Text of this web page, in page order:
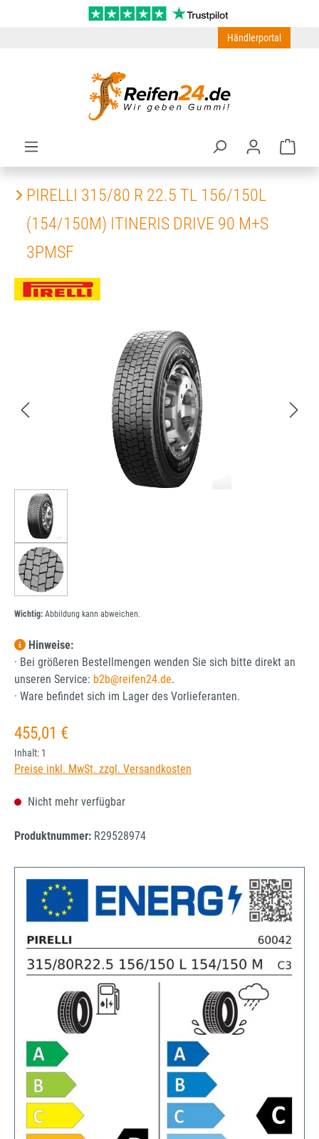
Zum Hauptinhalt springen
Händlerportal
PIRELLI 315/80 R 22.5 TL 156/150L
(154/150M) ITINERIS DRIVE 90 M+S
3PMSF
Bildergalerie überspringen
Wichtig: Abbildung kann abweichen.
Hinweise:
· Bei größeren Bestellmengen wenden Sie sich bitte direkt an
unseren Service: b2b@reifen24.de.
· Ware befindet sich im Lager des Vorlieferanten.
Regulärer Preis:
455,01 €
Inhalt: 1
Preise inkl. MwSt. zzgl. Versandkosten
Nicht mehr verfügbar
Produktnummer: R29528974